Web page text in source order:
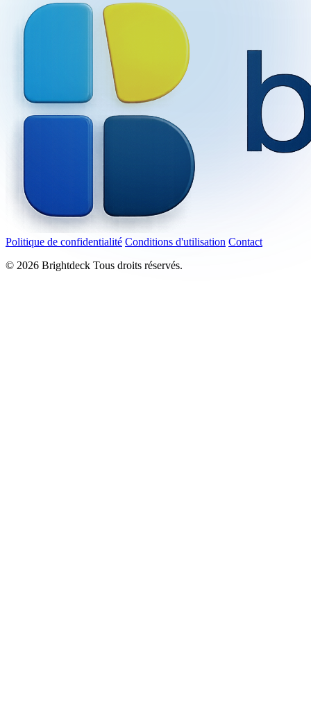
PowerPoint L’AI qui ajoute des diapositives à un PowerPoint
existant
Toutes les comparaisons →
Politique de confidentialité Conditions d'utilisation